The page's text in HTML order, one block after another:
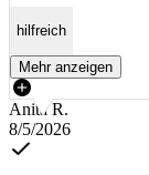
hilfreich
Mehr anzeigen
Anita R.
8/5/2026